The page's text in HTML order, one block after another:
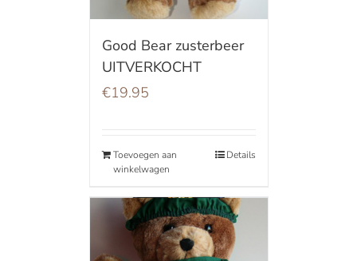
Good Bear zusterbeer
UITVERKOCHT
€19.95
Toevoegen aan
winkelwagen
Details